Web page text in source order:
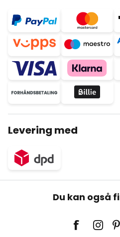
Levering med
Du kan også